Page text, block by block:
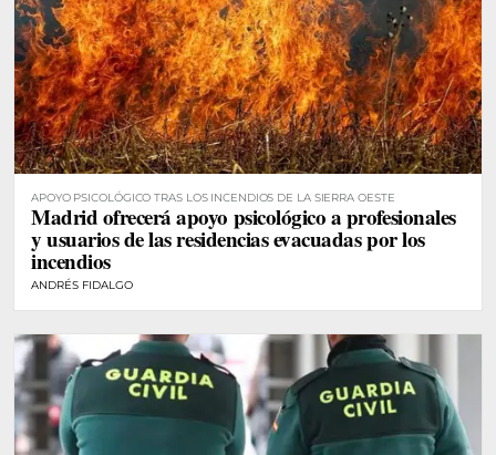
APOYO PSICOLÓGICO TRAS LOS INCENDIOS DE LA SIERRA OESTE
Madrid ofrecerá apoyo psicológico a profesionales
y usuarios de las residencias evacuadas por los
incendios
ANDRÉS FIDALGO